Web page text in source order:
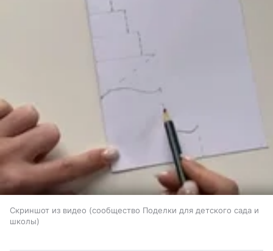
Скриншот из видео (сообщество Поделки для детского сада и
школы)